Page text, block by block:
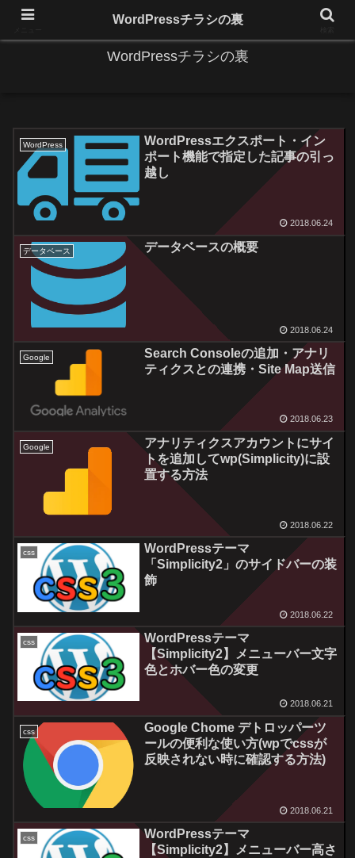
IT系に係る基礎的な情報と便利な使い方を更新します。
WordPressチラシの裏
WordPress
WordPressエクスポート・イン
ポート機能で指定した記事の引っ
越し
2018.06.24
データベース データベースの概要
2018.06.24
Google
Search Consoleの追加・アナリ
ティクスとの連携・Site Map送信
2018.06.23
Google
アナリティクスアカウントにサイ
トを追加してwp(Simplicity)に設
置する方法
2018.06.22
css
WordPressテーマ
「Simplicity2」のサイドバーの装
飾
2018.06.22
css
WordPressテーマ
【Simplicity2】メニューバー文字
色とホバー色の変更
2018.06.21
css
Google Chome デトロッパーツ
ールの便利な使い方(wpでcssが
反映されない時に確認する方法)
2018.06.21
css
WordPressテーマ
【Simplicity2】メニューバー高さ
WordPressチラシの裏